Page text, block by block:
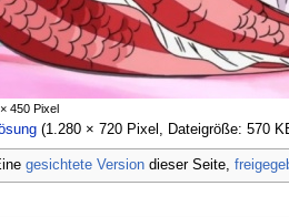
450 Pixel
(1.280 × 720 Pixel, Dateigröße: 570
gesichtete Version dieser Seite,